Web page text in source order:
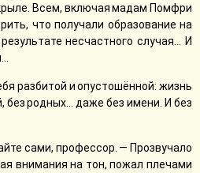
Всем, включая мадам Помфри
что получали образование на
несчастного случая… И
разбитой и опустошённой: жизнь
без родных… даже без имени. И без
сами, профессор. — Прозвучало
внимания на тон, пожал плечами